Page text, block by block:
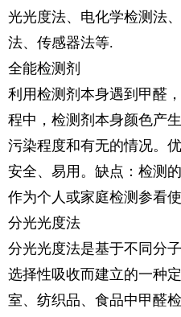
光光度法、电化学检测法
法、传感器法等.
全能检测剂
利用检测剂本身遇到甲醛
程中，检测剂本身颜色产
污染程度和有无的情况。
安全、易用。缺点：检测
作为个人或家庭检测参看使
分光光度法
分光光度法是基于不同分
选择性吸收而建立的一种
室、纺织品、食品中甲醛